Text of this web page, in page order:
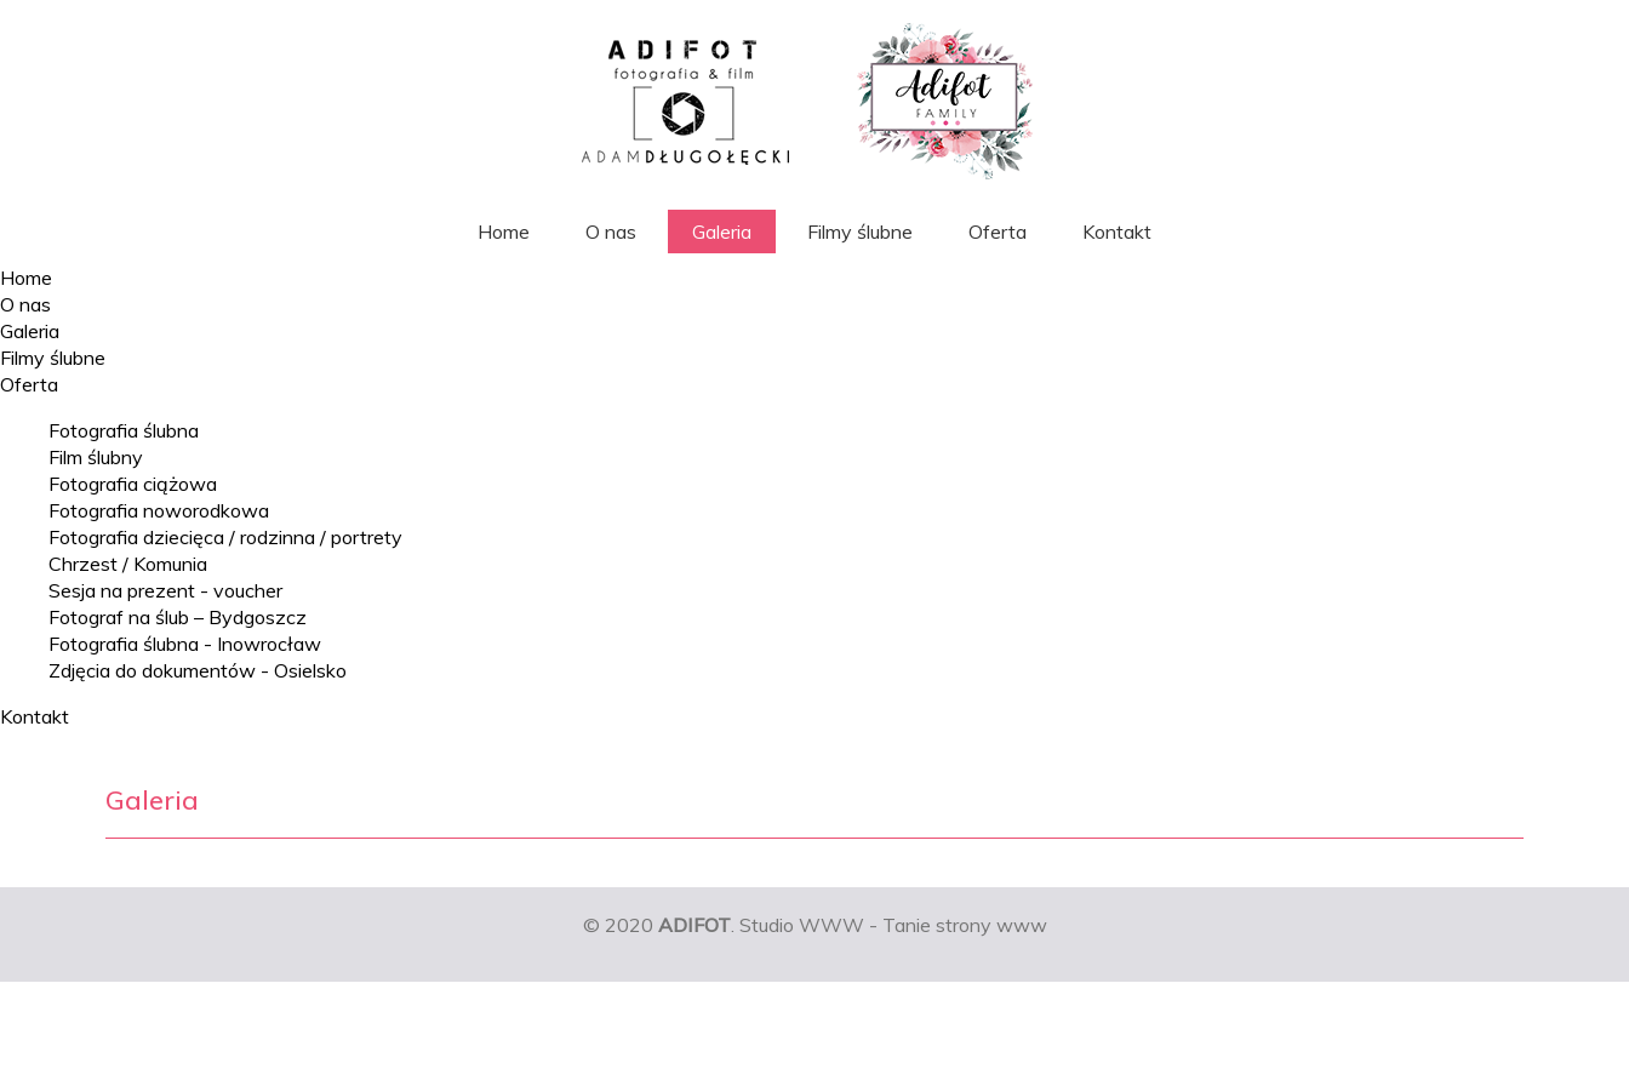
Home O nas Galeria Filmy ślubne Oferta
Kontakt
Home
O nas
Galeria
Filmy ślubne
Oferta
Fotografia ślubna
Film ślubny
Fotografia ciążowa
Fotografia noworodkowa
Fotografia dziecięca / rodzinna / portrety
Chrzest / Komunia
Sesja na prezent - voucher
Fotograf na ślub – Bydgoszcz
Fotografia ślubna - Inowrocław
Zdjęcia do dokumentów - Osielsko
Kontakt
Galeria
© 2020 ADIFOT. Studio WWW - Tanie strony www